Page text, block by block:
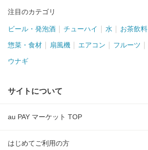
注目のカテゴリ
ビール・発泡酒 チューハイ 水 お茶飲料
惣菜・食材 扇風機 エアコン フルーツ
ウナギ
サイトについて
au PAY マーケット TOP
はじめてご利用の方